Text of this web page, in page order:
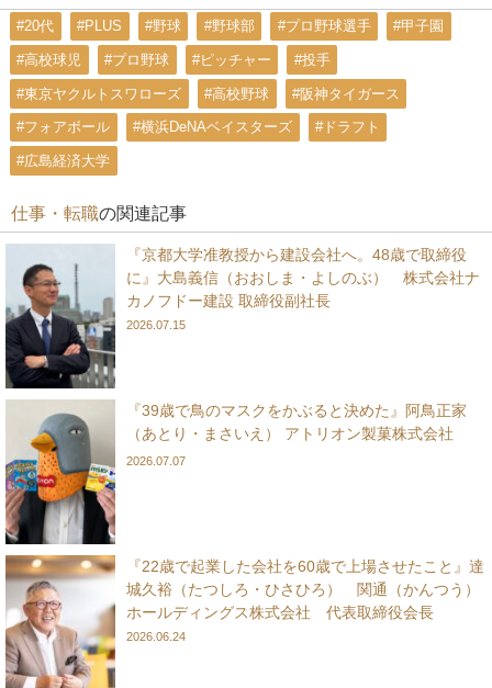
#20代 #PLUS #野球 #野球部 #プロ野球選手 #甲子園
#高校球児 #プロ野球 #ピッチャー #投手
#東京ヤクルトスワローズ #高校野球 #阪神タイガース
#フォアボール #横浜DeNAベイスターズ #ドラフト
#広島経済大学
仕事・転職の関連記事
『京都大学准教授から建設会社へ。48歳で取締役
に』大島義信（おおしま・よしのぶ） 株式会社ナ
カノフドー建設 取締役副社長
2026.07.15
『39歳で鳥のマスクをかぶると決めた』阿鳥正家
（あとり・まさいえ） アトリオン製菓株式会社
2026.07.07
『22歳で起業した会社を60歳で上場させたこと』達
城久裕（たつしろ・ひさひろ） 関通（かんつう）
ホールディングス株式会社 代表取締役会長
2026.06.24